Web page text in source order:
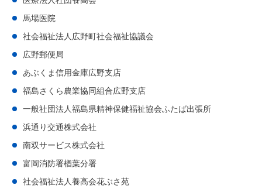
馬場医院
社会福祉法人広野町社会福祉協議会
広野郵便局
あぶくま信用金庫広野支店
福島さくら農業協同組合広野支店
一般社団法人福島県精神保健福祉協会ふたば出張所
浜通り交通株式会社
南双サービス株式会社
富岡消防署楢葉分署
社会福祉法人養高会花ぶさ苑